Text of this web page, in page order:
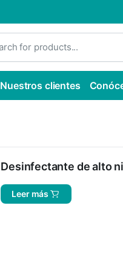
Nuestros clientes
Desinfectante de alto
Leer más